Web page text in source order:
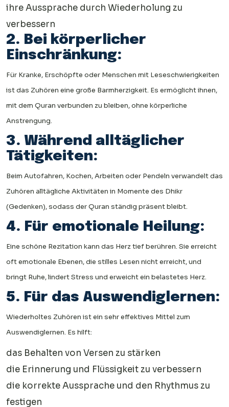
ihre Aussprache durch Wiederholung zu
verbessern
2. Bei körperlicher
Einschränkung:
Für Kranke, Erschöpfte oder Menschen mit Leseschwierigkeiten
ist das Zuhören eine große Barmherzigkeit. Es ermöglicht ihnen,
mit dem Quran verbunden zu bleiben, ohne körperliche
Anstrengung.
3. Während alltäglicher
Tätigkeiten:
Beim Autofahren, Kochen, Arbeiten oder Pendeln verwandelt das
Zuhören alltägliche Aktivitäten in Momente des Dhikr
(Gedenken), sodass der Quran ständig präsent bleibt.
4. Für emotionale Heilung:
Eine schöne Rezitation kann das Herz tief berühren. Sie erreicht
oft emotionale Ebenen, die stilles Lesen nicht erreicht, und
bringt Ruhe, lindert Stress und erweicht ein belastetes Herz.
5. Für das Auswendiglernen:
Wiederholtes Zuhören ist ein sehr effektives Mittel zum
Auswendiglernen. Es hilft:
das Behalten von Versen zu stärken
die Erinnerung und Flüssigkeit zu verbessern
die korrekte Aussprache und den Rhythmus zu
festigen